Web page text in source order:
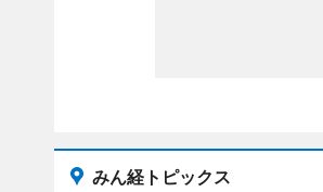
みん経トピックス